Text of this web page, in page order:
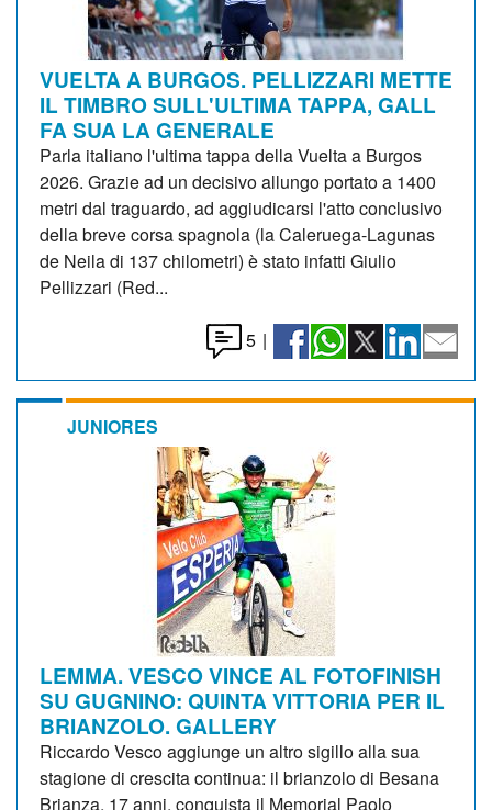
VUELTA A BURGOS. PELLIZZARI METTE
IL TIMBRO SULL'ULTIMA TAPPA, GALL
FA SUA LA GENERALE
Parla italiano l'ultima tappa della Vuelta a Burgos
2026. Grazie ad un decisivo allungo portato a 1400
metri dal traguardo, ad aggiudicarsi l'atto conclusivo
della breve corsa spagnola (la Caleruega-Lagunas
de Neila di 137 chilometri) è stato infatti Giulio
Pellizzari (Red...
5 |
JUNIORES
LEMMA. VESCO VINCE AL FOTOFINISH
SU GUGNINO: QUINTA VITTORIA PER IL
BRIANZOLO. GALLERY
Riccardo Vesco aggiunge un altro sigillo alla sua
stagione di crescita continua: il brianzolo di Besana
Brianza, 17 anni, conquista il Memorial Paolo